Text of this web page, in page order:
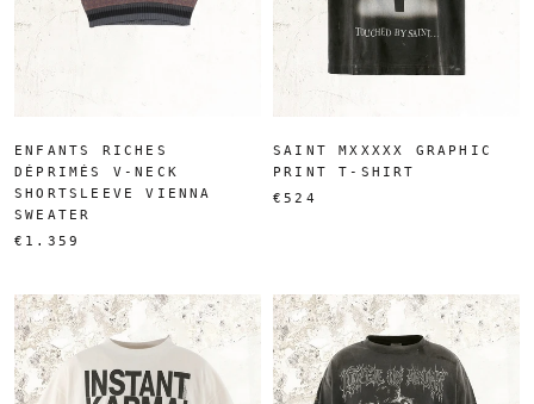
ENFANTS RICHES
DÉPRIMÉS V-NECK
SHORTSLEEVE VIENNA
SWEATER
€1.359
SAINT MXXXXX GRAPHIC
PRINT T-SHIRT
€524